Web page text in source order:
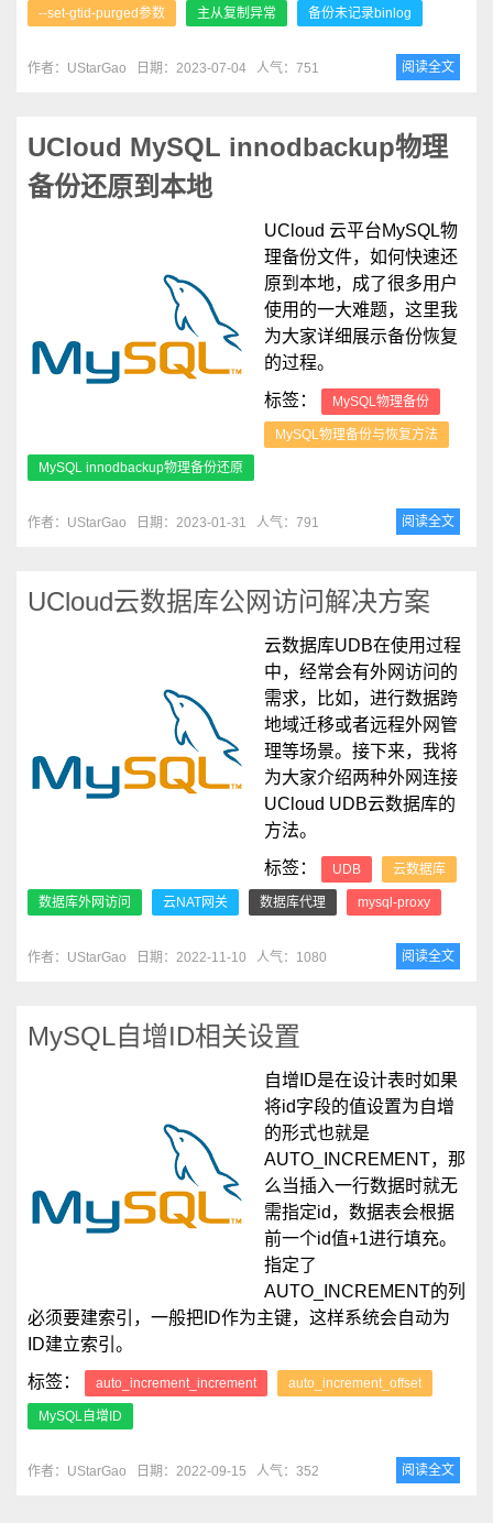
--set-gtid-purged参数 主从复制异常 备份未记录binlog
作者：UStarGao 日期：2023-07-04 人气：751 阅读全文
UCloud MySQL innodbackup物理
备份还原到本地
UCloud 云平台MySQL物
理备份文件，如何快速还
原到本地，成了很多用户
使用的一大难题，这里我
为大家详细展示备份恢复
的过程。
标签：
MySQL物理备份
MySQL物理备份与恢复方法
MySQL innodbackup物理备份还原
作者：UStarGao 日期：2023-01-31 人气：791 阅读全文
UCloud云数据库公网访问解决方案
云数据库UDB在使用过程
中，经常会有外网访问的
需求，比如，进行数据跨
地域迁移或者远程外网管
理等场景。接下来，我将
为大家介绍两种外网连接
UCloud UDB云数据库的
方法。
标签：
UDB 云数据库
数据库外网访问 云NAT网关 数据库代理 mysql-proxy
作者：UStarGao 日期：2022-11-10 人气：1080 阅读全文
MySQL自增ID相关设置
自增ID是在设计表时如果
将id字段的值设置为自增
的形式也就是
AUTO_INCREMENT，那
么当插入一行数据时就无
需指定id，数据表会根据
前一个id值+1进行填充。
指定了
AUTO_INCREMENT的列
必须要建索引，一般把ID作为主键，这样系统会自动为
ID建立索引。
标签：
auto_increment_increment auto_increment_offset
MySQL自增ID
作者：UStarGao 日期：2022-09-15 人气：352 阅读全文